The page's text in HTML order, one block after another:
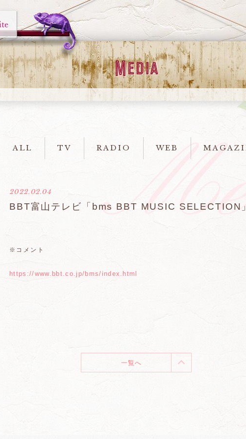
ALL TV RADIO WEB
2022.02.04
BBT富山テレビ「bms BBT MUSIC SELECTION
※コメント
https://www.bbt.co.jp/bms/index.html
一覧へ